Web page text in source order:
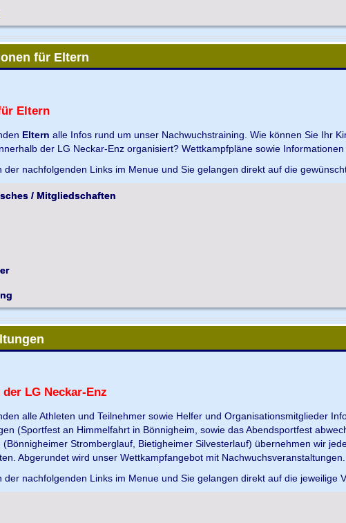
für Eltern
Eltern
Eltern alle Infos rund um unser Nachwuchstraining. Wie können Sie Ihr
der LG Neckar-Enz organisiert? Wettkampfpläne sowie
der nachfolgenden Links im Menue und Sie gelangen direkt auf die
/ Mitgliedschaften
LG Neckar-Enz
alle Athleten und Teilnehmer sowie Helfer und Organisationsmitglieder
(Sportfest an Himmelfahrt in Bönnigheim, sowie das Abendsportfest
Stromberglauf, Bietigheimer Silvesterlauf) übernehmen wir
Abgerundet wird unser Wettkampfangebot mit Nachwuchsveranstaltungen.
der nachfolgenden Links im Menue und Sie gelangen direkt auf die jeweilige